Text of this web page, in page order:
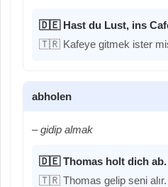
🇩🇪 Hast du Lust, ins
🇹🇷 Kafeye gitmek ister
abholen
– gidip almak
🇩🇪 Thomas holt dich ab.
🇹🇷 Thomas gelip seni alır.